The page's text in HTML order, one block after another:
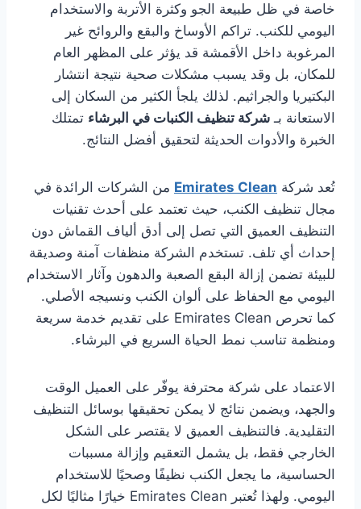
خاصة في ظل طبيعة الجو وكثرة الأتربة والاستخدام
اليومي للكنب. تراكم الأوساخ والبقع والروائح غير
المرغوبة داخل الأقمشة قد يؤثر على المظهر العام
للمكان، بل وقد يسبب مشكلات صحية نتيجة انتشار
البكتيريا والجراثيم. لذلك يلجأ الكثير من السكان إلى
الاستعانة بـ شركة تنظيف الكنبات في البرشاء تمتلك
الخبرة والأدوات الحديثة لتحقيق أفضل النتائج.
تُعد شركة Emirates Clean من الشركات الرائدة في
مجال تنظيف الكنب، حيث تعتمد على أحدث تقنيات
التنظيف العميق التي تصل إلى أدق ألياف القماش دون
إحداث أي تلف. تستخدم الشركة منظفات آمنة وصديقة
للبيئة تضمن إزالة البقع الصعبة والدهون وآثار الاستخدام
اليومي مع الحفاظ على ألوان الكنب ونسيجه الأصلي.
كما تحرص Emirates Clean على تقديم خدمة سريعة
ومنظمة تناسب نمط الحياة السريع في البرشاء.
الاعتماد على شركة محترفة يوفّر على العميل الوقت
والجهد، ويضمن نتائج لا يمكن تحقيقها بوسائل التنظيف
التقليدية. فالتنظيف العميق لا يقتصر على الشكل
الخارجي فقط، بل يشمل التعقيم وإزالة مسببات
الحساسية، ما يجعل الكنب نظيفًا وصحيًا للاستخدام
اليومي. ولهذا تُعتبر Emirates Clean خيارًا مثاليًا لكل